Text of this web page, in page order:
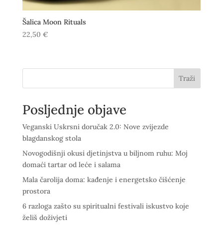
Šalica Moon Rituals
22,50 €
Traži
Posljednje objave
Veganski Uskrsni doručak 2.0: Nove zvijezde
blagdanskog stola
Novogodišnji okusi djetinjstva u biljnom ruhu: Moj
domaći tartar od leće i salama
Mala čarolija doma: kađenje i energetsko čišćenje
prostora
6 razloga zašto su spiritualni festivali iskustvo koje
želiš doživjeti